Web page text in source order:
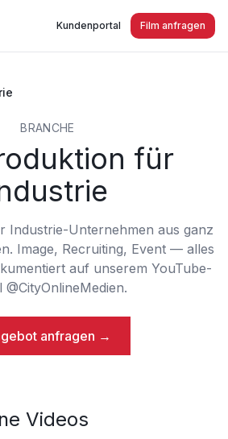
Kundenportal Film anfragen
BRANCHE
für
Industrie-Unternehmen aus ganz
Image, Recruiting, Event — alles
auf unserem YouTube-
@CityOnlineMedien.
anfragen →
Videos